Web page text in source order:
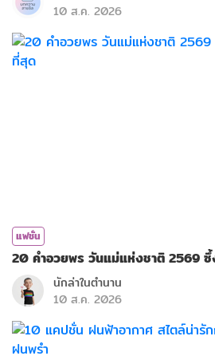
10 ส.ค. 2026
แฟชั่น
20 คำอวยพร วันแม่แห่งชาติ 2569
นักล่าในตำนาน
10 ส.ค. 2026